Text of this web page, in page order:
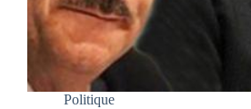
Politique